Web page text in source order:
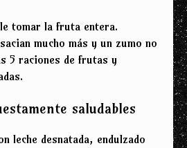
tomar la fruta entera.
mucho más y un zumo no
5 raciones de frutas y
saludables
leche desnatada, endulzado